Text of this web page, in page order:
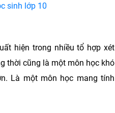
sinh lớp 10
hiện trong nhiều tổ hợp xét
thời cũng là một môn học khó
Là một môn học mang tính